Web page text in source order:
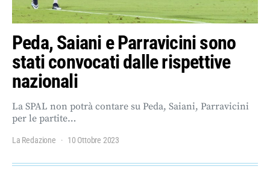
Peda, Saiani e Parravicini sono
stati convocati dalle rispettive
nazionali
La SPAL non potrà contare su Peda, Saiani, Parravicini
per le partite…
La Redazione 10 Ottobre 2023